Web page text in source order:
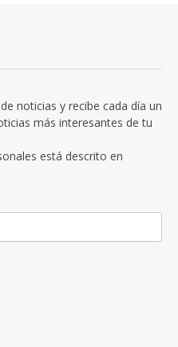
noticias y recibe cada día un
más interesantes de tu
está descrito en